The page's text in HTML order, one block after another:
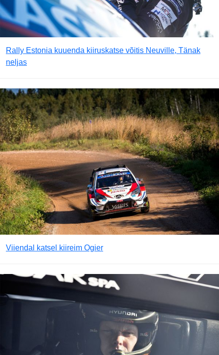
Rally Estonia kuuenda kiiruskatse võitis Neuville, Tänak
neljas
Viiendal katsel kiireim Ogier